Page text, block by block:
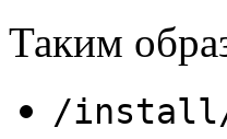
Таким
/